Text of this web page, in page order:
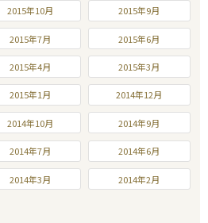
2015年10月 2015年9月
2015年7月 2015年6月
2015年4月 2015年3月
2015年1月 2014年12月
2014年10月 2014年9月
2014年7月 2014年6月
2014年3月 2014年2月